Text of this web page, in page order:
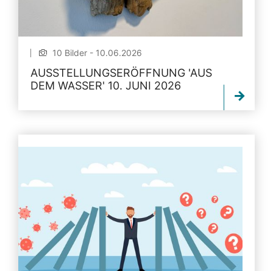
10 Bilder - 10.06.2026
AUSSTELLUNGSERÖFFNUNG 'AUS
DEM WASSER' 10. JUNI 2026